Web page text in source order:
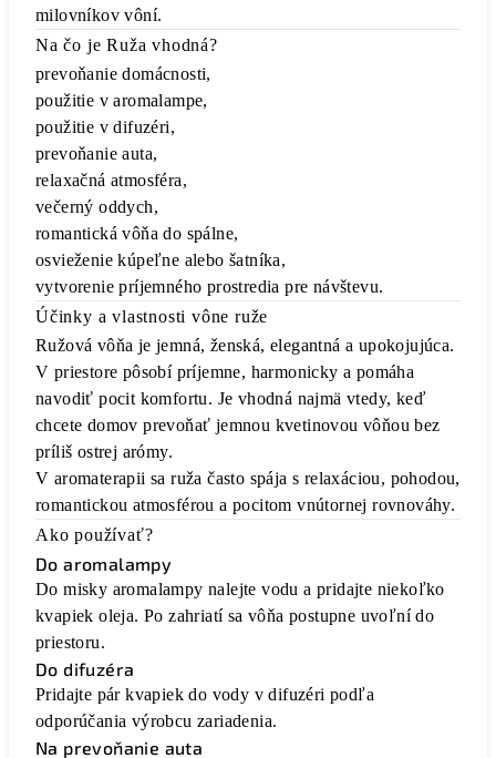
milovníkov vôní.
Na čo je Ruža vhodná?
prevoňanie domácnosti,
použitie v aromalampe,
použitie v difuzéri,
prevoňanie auta,
relaxačná atmosféra,
večerný oddych,
romantická vôňa do spálne,
osvieženie kúpeľne alebo šatníka,
vytvorenie príjemného prostredia pre návštevu.
Účinky a vlastnosti vône ruže
Ružová vôňa je jemná, ženská, elegantná a upokojujúca.
V priestore pôsobí príjemne, harmonicky a pomáha
navodiť pocit komfortu. Je vhodná najmä vtedy, keď
chcete domov prevoňať jemnou kvetinovou vôňou bez
príliš ostrej arómy.
V aromaterapii sa ruža často spája s relaxáciou, pohodou,
romantickou atmosférou a pocitom vnútornej rovnováhy.
Ako používať?
Do aromalampy
Do misky aromalampy nalejte vodu a pridajte niekoľko
kvapiek oleja. Po zahriatí sa vôňa postupne uvoľní do
priestoru.
Do difuzéra
Pridajte pár kvapiek do vody v difuzéri podľa
odporúčania výrobcu zariadenia.
Na prevoňanie auta